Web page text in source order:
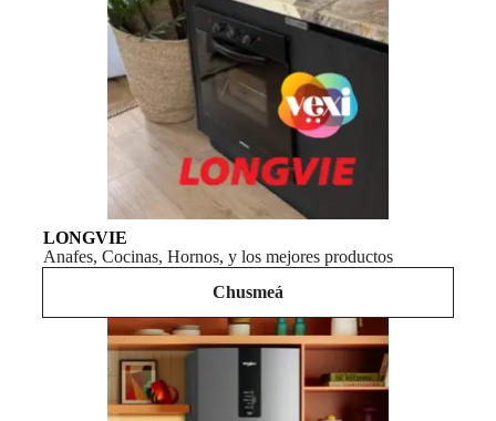
LONGVIE
Anafes, Cocinas, Hornos, y los mejores productos
Chusmeá